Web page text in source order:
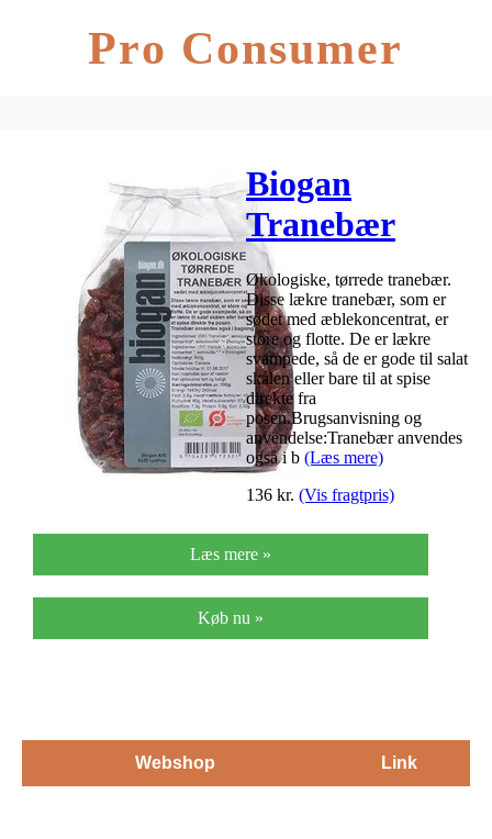
Pro Consumer
Biogan
Tranebær
Sødet m
æblejuice Ø –
500 g
Økologiske, tørrede tranebær.
Disse lækre tranebær, som er
sødet med æblekoncentrat, er
store og flotte. De er lækre
svampede, så de er gode til salat
skålen eller bare til at spise
direkte fra
posen.Brugsanvisning og
anvendelse:Tranebær anvendes
også i b (Læs mere)
136 kr. (Vis fragtpris)
Læs mere »
Køb nu »
Webshop Link